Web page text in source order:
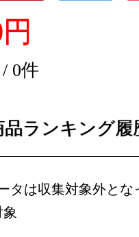
/ 0件
品ランキング履
タは収集対象外とな